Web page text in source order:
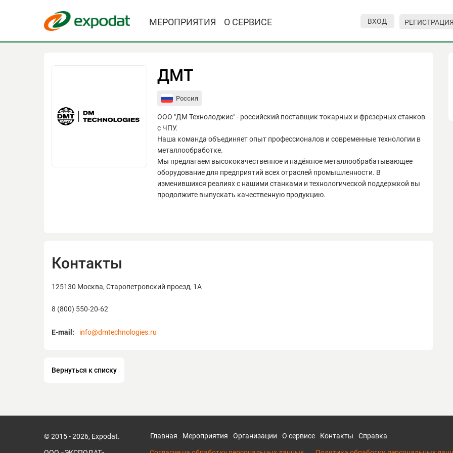
МЕРОПРИЯТИЯ О СЕРВИСЕ ВХОД
ДМТ
Россия
ООО "ДМ Технолоджис" - российский поставщик токарных и фрезерных станков
с ЧПУ.
Наша команда объединяет опыт профессионалов и современные технологии в
металлообработке.
Мы предлагаем высококачественное и надёжное металлообрабатывающее
оборудование для предприятий всех отраслей промышленности. В
изменившихся реалиях с нашими станками и технологической поддержкой вы
продолжите выпускать качественную продукцию.
Контакты
125130 Москва, Старопетровский проезд, 1А
8 (800) 550-20-62
E-mail: info@dmtechnologies.ru
Вернуться к списку
© 2015 - 2026, Expodat.
Главная Мероприятия Организации О сервисе Контакты Справка